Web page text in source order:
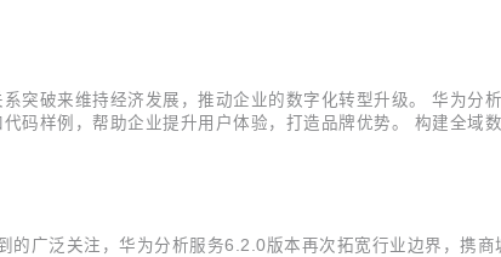
突破来维持经济发展，推动企业的数字化转型升级。 华为分
码样例，帮助企业提升用户体验，打造品牌优势。 构建全域
...
广泛关注，华为分析服务6.2.0版本再次拓宽行业边界，携